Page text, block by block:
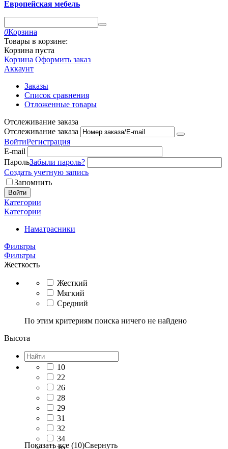
Европейская мебель
0Корзина
Товары в корзине:
Корзина пуста
Корзина Оформить заказ
Аккаунт
Заказы
Список сравнения
Отложенные товары
Отслеживание заказа
Отслеживание заказа
ВойтиРегистрация
E-mail
ПарольЗабыли пароль?
Создать учетную запись
Запомнить
Войти
Категории
Категории
Наматрасники
Фильтры
Фильтры
Жесткость
Жесткий
Мягкий
Средний
По этим критериям поиска ничего не найдено
Высота
10
22
26
28
29
31
32
34
Показать все (10)Свернуть